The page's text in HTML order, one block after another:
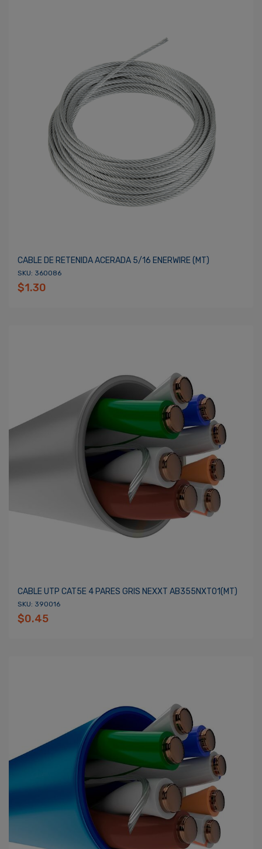
CABLE DE RETENIDA ACERADA 5/16 ENERWIRE (MT)
SKU: 360086
$1.30
CABLE UTP CAT5E 4 PARES GRIS NEXXT AB355NXT01(MT)
SKU: 390016
$0.45